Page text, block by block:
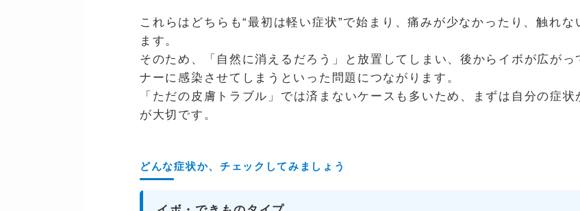
これらはどちらも“最初は軽い症状”で始まり、痛みが少なかったり、触れ
ます。
そのため、「自然に消えるだろう」と放置してしまい、後からイボが広がっ
ナーに感染させてしまうといった問題につながります。
「ただの皮膚トラブル」では済まないケースも多いため、まずは自分の症
が大切です。
どんな症状か、チェックしてみましょう